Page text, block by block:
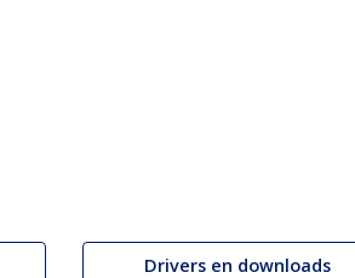
Drivers en downloads